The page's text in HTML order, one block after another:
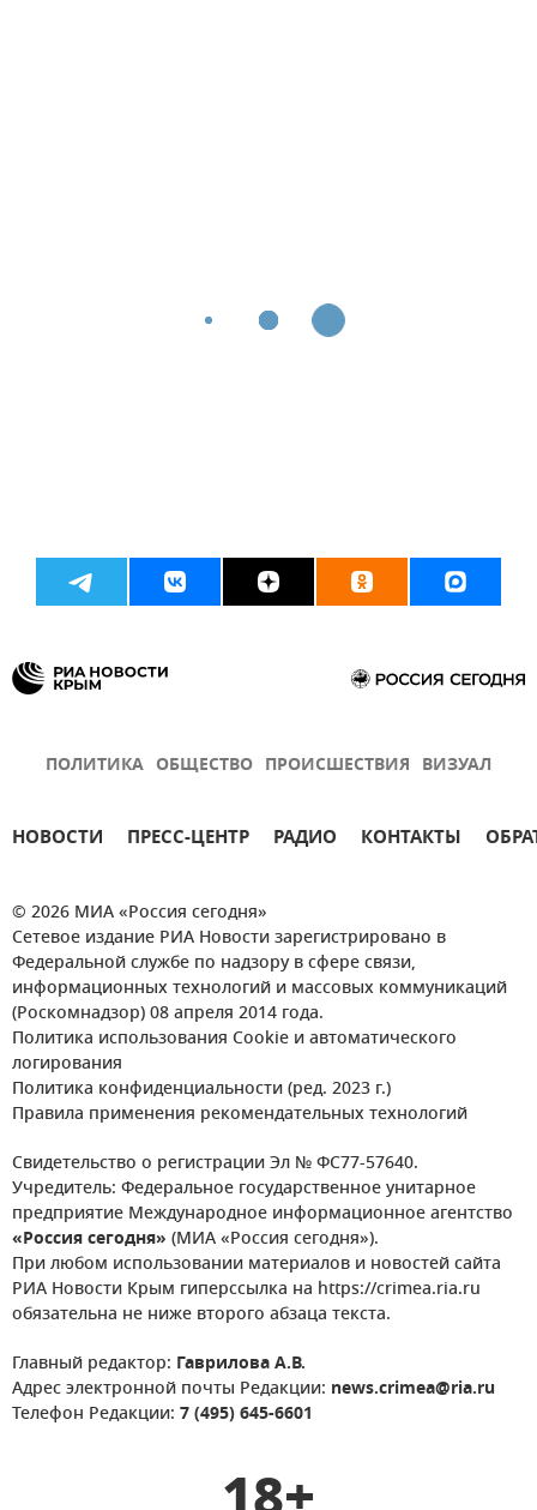
ПОЛИТИКА ОБЩЕСТВО ПРОИСШЕСТВИЯ ВИЗУАЛ
НОВОСТИ ПРЕСС-ЦЕНТР РАДИО КОНТАКТЫ
© 2026 МИА «Россия сегодня»
Сетевое издание РИА Новости зарегистрировано в
Федеральной службе по надзору в сфере связи,
информационных технологий и массовых коммуникаций
(Роскомнадзор) 08 апреля 2014 года.
Политика использования Cookie и автоматического
логирования
Политика конфиденциальности (ред. 2023 г.)
Правила применения рекомендательных технологий
Свидетельство о регистрации Эл № ФС77-57640.
Учредитель: Федеральное государственное унитарное
предприятие Международное информационное агентство
«Россия сегодня» (МИА «Россия сегодня»).
При любом использовании материалов и новостей сайта
РИА Новости Крым гиперссылка на https://crimea.ria.ru
обязательна не ниже второго абзаца текста.
Главный редактор: Гаврилова А.В.
Адрес электронной почты Редакции: news.crimea@ria.ru
Телефон Редакции: 7 (495) 645-6601